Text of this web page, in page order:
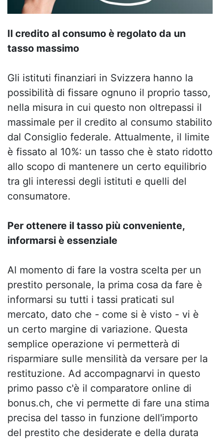
Il credito al consumo è regolato da un
tasso massimo
Gli istituti finanziari in Svizzera hanno la
possibilità di fissare ognuno il proprio tasso,
nella misura in cui questo non oltrepassi il
massimale per il credito al consumo stabilito
dal Consiglio federale. Attualmente, il limite
è fissato al 10%: un tasso che è stato ridotto
allo scopo di mantenere un certo equilibrio
tra gli interessi degli istituti e quelli del
consumatore.
Per ottenere il tasso più conveniente,
informarsi è essenziale
Al momento di fare la vostra scelta per un
prestito personale, la prima cosa da fare è
informarsi su tutti i tassi praticati sul
mercato, dato che - come si è visto - vi è
un certo margine di variazione. Questa
semplice operazione vi permetterà di
risparmiare sulle mensilità da versare per la
restituzione. Ad accompagnarvi in questo
primo passo c'è il comparatore online di
bonus.ch, che vi permette di fare una stima
precisa del tasso in funzione dell'importo
del prestito che desiderate e della durata